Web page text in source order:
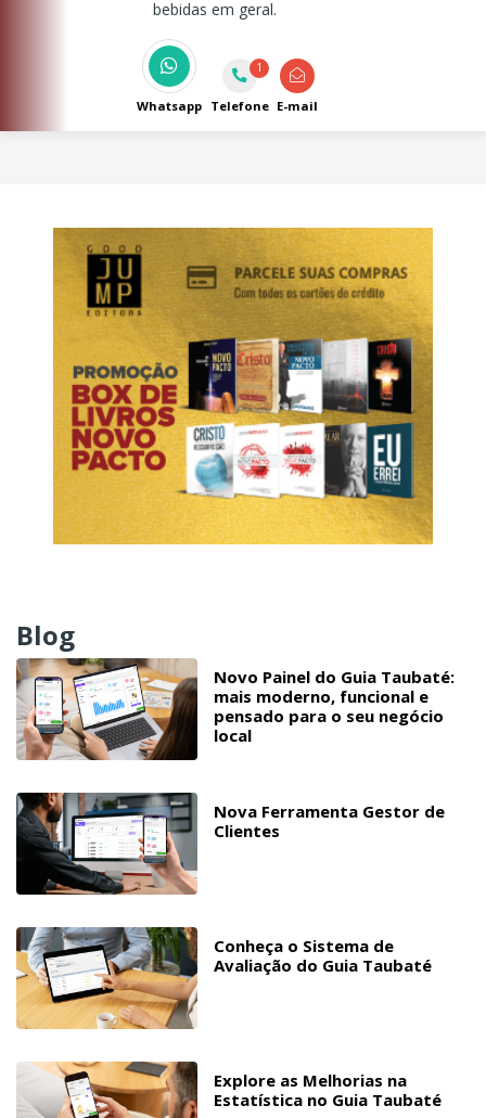
bebidas em geral.
Whatsapp
1
Telefone E-mail
Blog
Novo Painel do Guia Taubaté:
mais moderno, funcional e
pensado para o seu negócio
local
Nova Ferramenta Gestor de
Clientes
Conheça o Sistema de
Avaliação do Guia Taubaté
Explore as Melhorias na
Estatística no Guia Taubaté